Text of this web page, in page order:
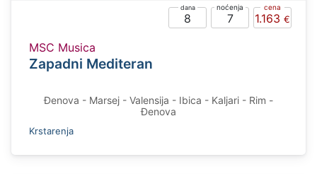
8 7 1.163
MSC Musica
Zapadni Mediteran
Đenova - Marsej - Valensija - Ibica - Kaljari - Rim -
Đenova
Krstarenja